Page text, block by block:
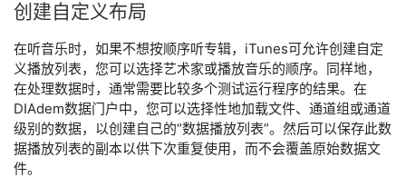
创建自定义布局
在听音乐时，如果不想按顺序听专辑，iTunes可允许创建自定
义播放列表，您可以选择艺术家或播放音乐的顺序。同样地，
在处理数据时，通常需要比较多个测试运行程序的结果。在
DIAdem数据门户中，您可以选择性地加载文件、通道组或通道
级别的数据，以创建自己的“数据播放列表”。然后可以保存此数
据播放列表的副本以供下次重复使用，而不会覆盖原始数据文
件。